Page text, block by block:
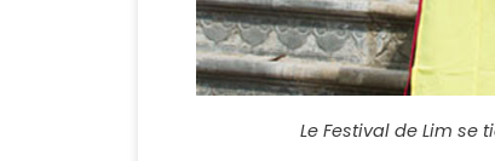
Le Festival de Lim se